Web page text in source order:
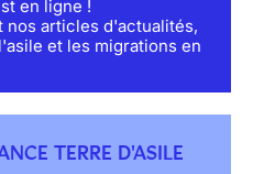
en ligne !
nos articles d'actualités,
et les migrations en
TERRE D'ASILE